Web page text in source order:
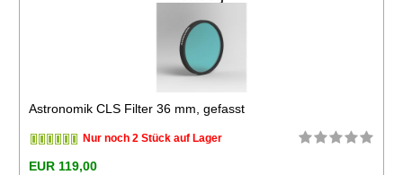
Astronomik CLS Filter 36 mm, gefasst
Nur noch 2 Stück auf Lager
EUR 119,00